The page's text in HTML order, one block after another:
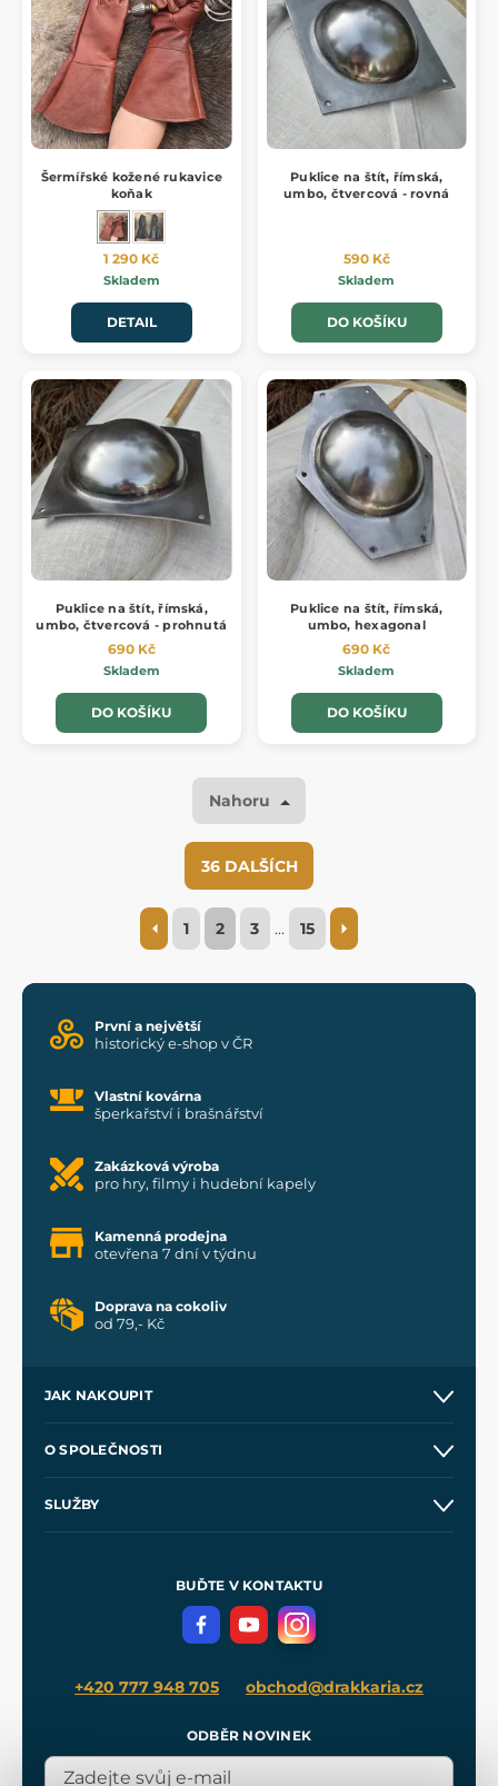
Šermířské kožené rukavice
koňak
1 290 Kč
Skladem
DETAIL
Puklice na štít, římská,
umbo, čtvercová - rovná
590 Kč
Skladem
DO KOŠÍKU
Puklice na štít, římská,
umbo, čtvercová - prohnutá
690 Kč
Skladem
DO KOŠÍKU
Puklice na štít, římská,
umbo, hexagonal
690 Kč
Skladem
DO KOŠÍKU
Nahoru
36 DALŠÍCH
1 2 3 … 15
První a největší
historický e-shop v ČR
Vlastní kovárna
šperkařství i brašnářství
Zakázková výroba
pro hry, filmy i hudební kapely
Kamenná prodejna
otevřena 7 dní v týdnu
Doprava na cokoliv
od 79,- Kč
JAK NAKOUPIT
Velkoobchod
O SPOLEČNOSTI
SLUŽBY
Meče pro Kingdom Come
BUĎTE V KONTAKTU
+420 777 948 705 obchod@drakkaria.cz
ODBĚR NOVINEK